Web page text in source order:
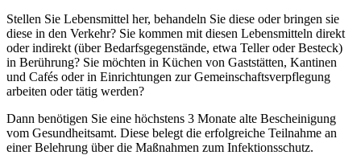
Stellen Sie Lebensmittel her, behandeln Sie diese oder bringen sie
diese in den Verkehr? Sie kommen mit diesen Lebensmitteln direkt
oder indirekt (über Bedarfsgegenstände, etwa Teller oder Besteck)
in Berührung? Sie möchten in Küchen von Gaststätten, Kantinen
und Cafés oder in Einrichtungen zur Gemeinschaftsverpflegung
arbeiten oder tätig werden?
Dann benötigen Sie eine höchstens 3 Monate alte Bescheinigung
vom Gesundheitsamt. Diese belegt die erfolgreiche Teilnahme an
einer Belehrung über die Maßnahmen zum Infektionsschutz.